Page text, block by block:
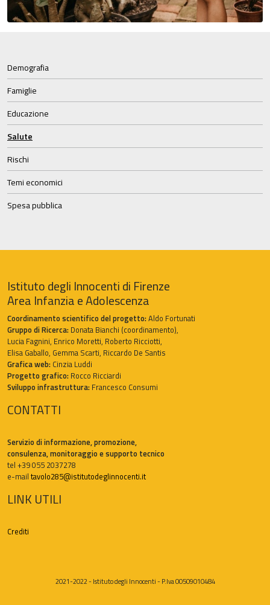
Demografia
Famiglie
Educazione
Salute
Rischi
Temi economici
Spesa pubblica
Istituto degli Innocenti di Firenze
Area Infanzia e Adolescenza
Coordinamento scientifico del progetto:Aldo Fortunati
Gruppo di Ricerca: Donata Bianchi (coordinamento),
Lucia Fagnini, Enrico Moretti, Roberto Ricciotti,
Elisa Gaballo, Gemma Scarti, Riccardo De Santis
Grafica web: Cinzia Luddi
Progetto grafico: Rocco Ricciardi
Sviluppo infrastruttura: Francesco Consumi
CONTATTI
Servizio di informazione, promozione,
consulenza, monitoraggio e supporto tecnico
tel +39 055 2037278
e-mail tavolo285@istitutodeglinnocenti.it
LINK UTILI
Crediti
2021-2022 - Istituto degli Innocenti - P.Iva 00509010484